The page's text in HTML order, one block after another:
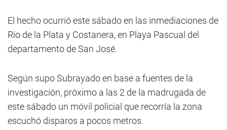
El hecho ocurrió este sábado en las inmediaciones de
Río de la Plata y Costanera, en Playa Pascual del
departamento de San José.
Según supo Subrayado en base a fuentes de la
investigación, próximo a las 2 de la madrugada de
este sábado un móvil policial que recorría la zona
escuchó disparos a pocos metros.